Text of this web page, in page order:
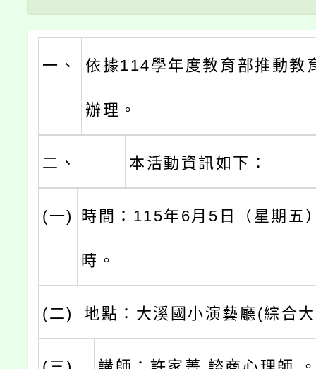
一、 依據114學年度教育部推動教
辦理。
二、 本活動資訊如下：
(一) 時間：115年6月5日（星期五
時。
(二) 地點：大溪國小演藝廳(綜合